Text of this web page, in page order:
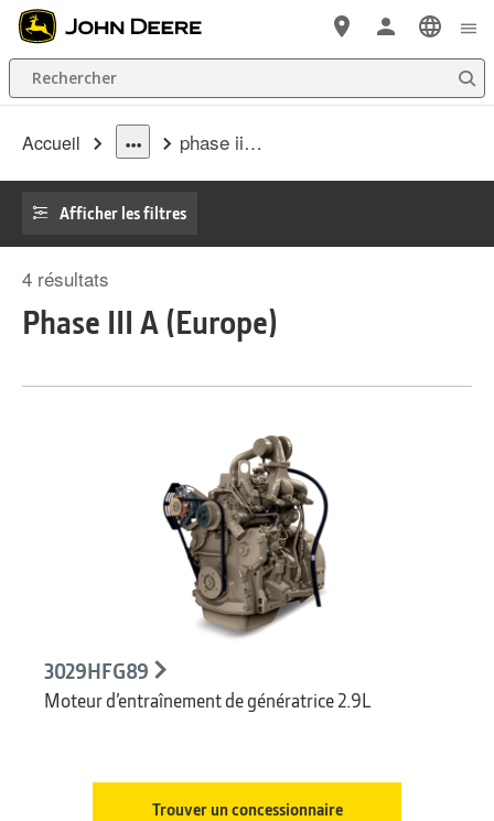
Passer au contenu principal
Rechercher
Accueil
dropdown
toggle
phase iii a ue
Afficher les filtres
4 résultats
Phase III A (Europe)
3029HFG89
Moteur d’entraînement de génératrice 2.9L
Trouver un concessionnaire